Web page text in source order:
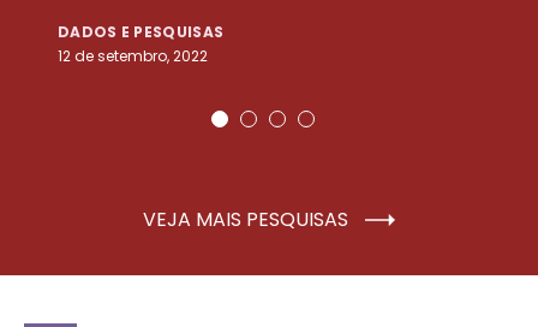
DADOS E PESQUISAS
12 de setembro, 2022
VEJA MAIS PESQUISAS